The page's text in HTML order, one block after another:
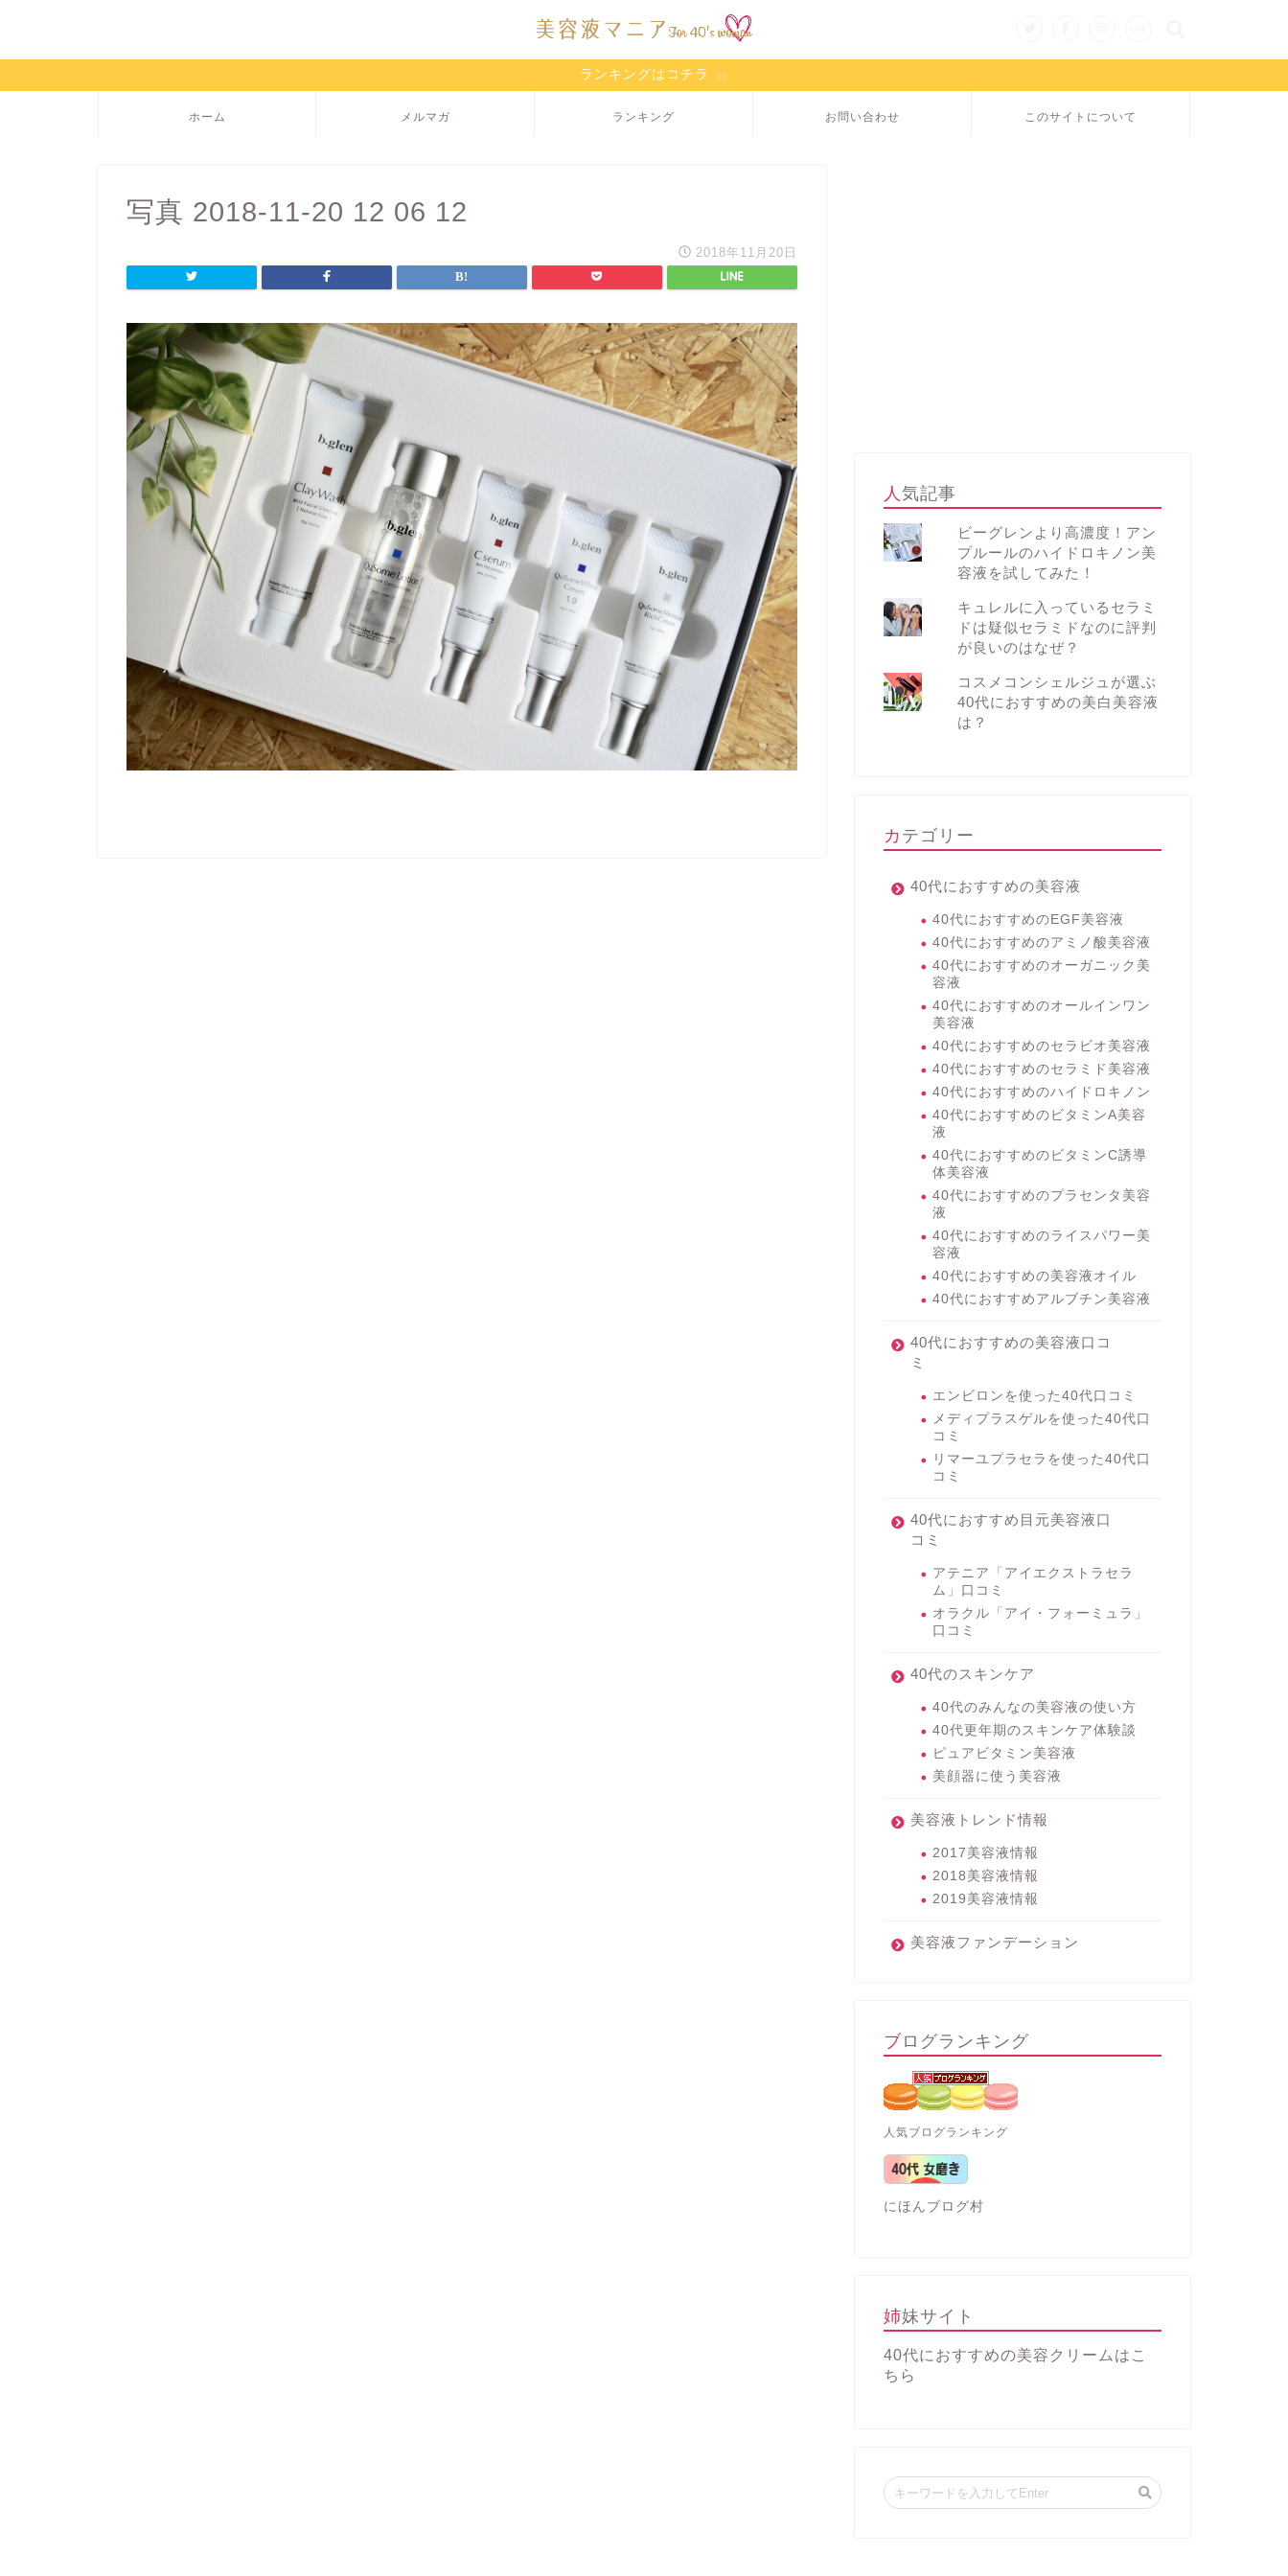
ランキングはコチラ
ホーム メルマガ ランキング お問い合わせ このサイトについて
写真 2018-11-20 12 06 12
2018年11月20日
人気記事
ビーグレンより高濃度！アン
プルールのハイドロキノン美
容液を試してみた！
キュレルに入っているセラミ
ドは疑似セラミドなのに評判
が良いのはなぜ？
コスメコンシェルジュが選ぶ
40代におすすめの美白美容液
は？
カテゴリー
40代におすすめの美容液
40代におすすめのEGF美容液
40代におすすめのアミノ酸美容液
40代におすすめのオーガニック美
容液
40代におすすめのオールインワン
美容液
40代におすすめのセラビオ美容液
40代におすすめのセラミド美容液
40代におすすめのハイドロキノン
40代におすすめのビタミンA美容
液
40代におすすめのビタミンC誘導
体美容液
40代におすすめのプラセンタ美容
液
40代におすすめのライスパワー美
容液
40代におすすめの美容液オイル
40代におすすめアルブチン美容液
40代におすすめの美容液口コ
ミ
エンビロンを使った40代口コミ
メディプラスゲルを使った40代口
コミ
リマーユプラセラを使った40代口
コミ
40代におすすめ目元美容液口
コミ
アテニア「アイエクストラセラ
ム」口コミ
オラクル「アイ・フォーミュラ」
口コミ
40代のスキンケア
40代のみんなの美容液の使い方
40代更年期のスキンケア体験談
ピュアビタミン美容液
美顔器に使う美容液
美容液トレンド情報
2017美容液情報
2018美容液情報
2019美容液情報
美容液ファンデーション
ブログランキング
人気ブログランキング
にほんブログ村
姉妹サイト
40代におすすめの美容クリームはこ
ちら